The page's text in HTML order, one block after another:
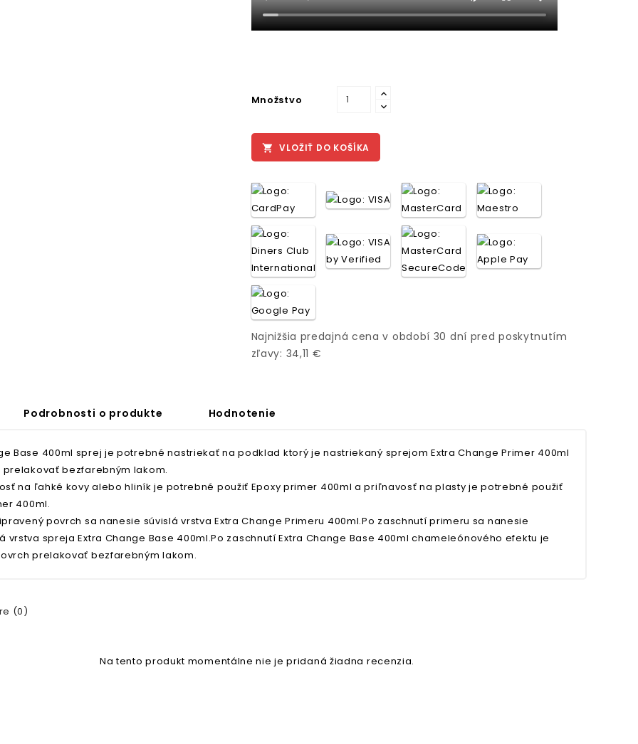
Množstvo
 VLOŽIŤ DO KOŠÍKA
Najnižšia predajná cena v období 30 dní pred poskytnutím
zľavy: 34,11 €
Podrobnosti o produkte Hodnotenie
Base 400ml sprej je potrebné nastriekať na podklad ktorý je nastriekaný sprejom Extra Change Primer 400ml
prelakovať bezfarebným lakom.
na ľahké kovy alebo hliník je potrebné použiť Epoxy primer 400ml a priľnavosť na plasty je potrebné použiť
400ml.
povrch sa nanesie súvislá vrstva Extra Change Primeru 400ml.Po zaschnutí primeru sa nanesie
vrstva spreja Extra Change Base 400ml.Po zaschnutí Extra Change Base 400ml chameleónového efektu je
prelakovať bezfarebným lakom.
(0)
Na tento produkt momentálne nie je pridaná žiadna recenzia.